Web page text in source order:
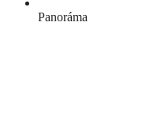
Panoráma